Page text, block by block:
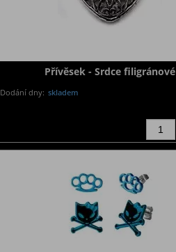
Přívěsek - Srdce filigránové
Dodání dny: skladem